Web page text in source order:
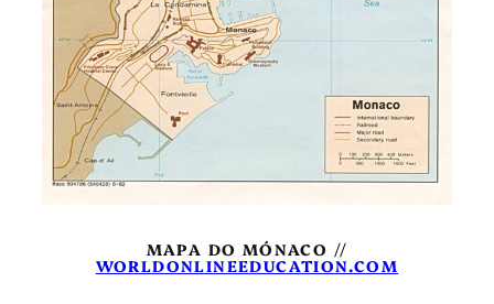
MAPA DO MÓNACO //
WORLDONLINEEDUCATION.COM